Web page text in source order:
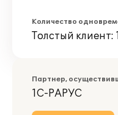
Количество
Толстый клиент:
Партнер,
1С-РАРУС